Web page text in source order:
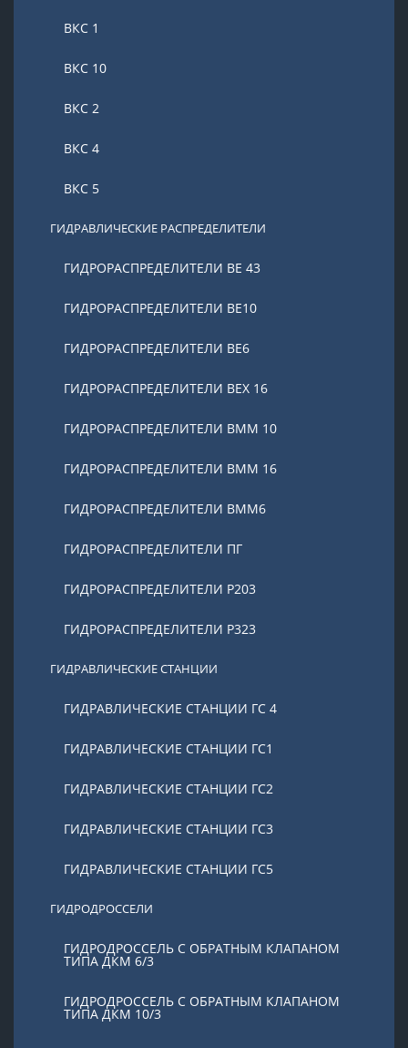
ВКС 1
ВКС 10
ВКС 2
ВКС 4
ВКС 5
ГИДРАВЛИЧЕСКИЕ РАСПРЕДЕЛИТЕЛИ
ГИДРОРАСПРЕДЕЛИТЕЛИ ВЕ 43
ГИДРОРАСПРЕДЕЛИТЕЛИ ВЕ10
ГИДРОРАСПРЕДЕЛИТЕЛИ ВЕ6
ГИДРОРАСПРЕДЕЛИТЕЛИ ВЕХ 16
ГИДРОРАСПРЕДЕЛИТЕЛИ ВММ 10
ГИДРОРАСПРЕДЕЛИТЕЛИ ВММ 16
ГИДРОРАСПРЕДЕЛИТЕЛИ ВММ6
ГИДРОРАСПРЕДЕЛИТЕЛИ ПГ
ГИДРОРАСПРЕДЕЛИТЕЛИ Р203
ГИДРОРАСПРЕДЕЛИТЕЛИ Р323
ГИДРАВЛИЧЕСКИЕ СТАНЦИИ
ГИДРАВЛИЧЕСКИЕ СТАНЦИИ ГС 4
ГИДРАВЛИЧЕСКИЕ СТАНЦИИ ГС1
ГИДРАВЛИЧЕСКИЕ СТАНЦИИ ГС2
ГИДРАВЛИЧЕСКИЕ СТАНЦИИ ГС3
ГИДРАВЛИЧЕСКИЕ СТАНЦИИ ГС5
ГИДРОДРОССЕЛИ
ГИДРОДРОССЕЛЬ С ОБРАТНЫМ КЛАПАНОМ
ТИПА ДКМ 6/3
ГИДРОДРОССЕЛЬ С ОБРАТНЫМ КЛАПАНОМ
ТИПА ДКМ 10/3